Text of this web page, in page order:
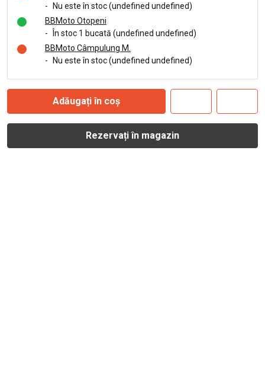
-
Nu este în stoc (undefined undefined)
BBMoto Otopeni
-
În stoc 1 bucată (undefined undefined)
BBMoto Câmpulung M.
-
Nu este în stoc (undefined undefined)
Adăugați în coș
Rezervați în magazin